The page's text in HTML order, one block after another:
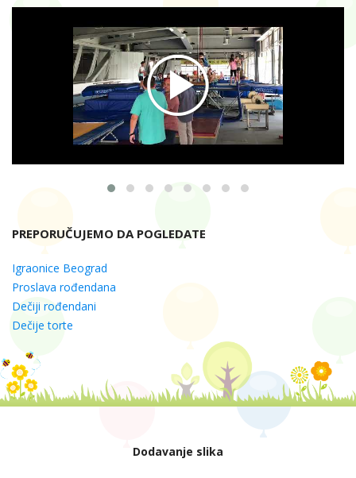
PREPORUČUJEMO DA POGLEDATE
Igraonice Beograd
Proslava rođendana
Dečiji rođendani
Dečije torte
Dodavanje slika